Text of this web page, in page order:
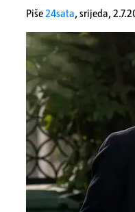
Piše24sata,srijeda,